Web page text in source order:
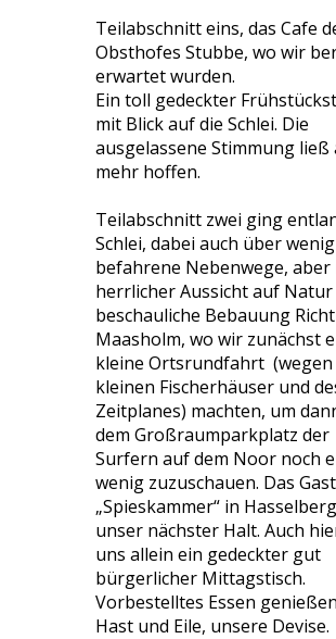
Teilabschnitt eins, das Cafe
Obsthofes Stubbe, wo wir
erwartet wurden.
Ein toll gedeckter
mit Blick auf die Schlei. Die
ausgelassene Stimmung ließ
mehr hoffen.
Teilabschnitt zwei ging
Schlei, dabei auch über wenig
befahrene Nebenwege, aber
herrlicher Aussicht auf Natur
beschauliche Bebauung
Maasholm, wo wir zunächst
kleine Ortsrundfahrt (wegen
kleinen Fischerhäuser und
Zeitplanes) machten, um
dem Großraumparkplatz der
Surfern auf dem Noor noch
wenig zuzuschauen. Das
„Spieskammer“ in
unser nächster Halt. Auch
uns allein ein gedeckter gut
bürgerlicher Mittagstisch.
Vorbestelltes Essen
Hast und Eile, unsere Devise.